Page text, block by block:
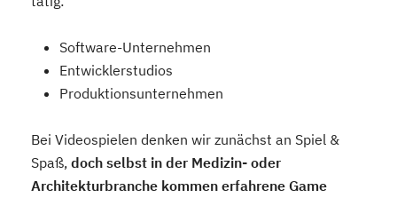
Software-Unternehmen
Entwicklerstudios
Produktionsunternehmen
Bei Videospielen denken wir zunächst an Spiel &
Spaß, doch selbst in der Medizin- oder
Architekturbranche kommen erfahrene Game